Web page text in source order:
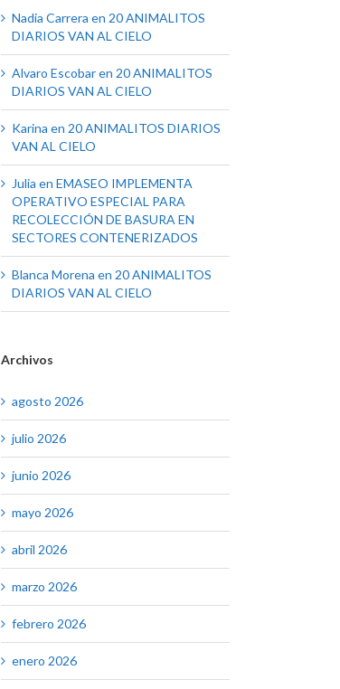
Nadia Carrera en 20 ANIMALITOS
DIARIOS VAN AL CIELO
Alvaro Escobaren 20 ANIMALITOS
DIARIOS VAN AL CIELO
Karina en 20 ANIMALITOS DIARIOS
VAN AL CIELO
Julia en EMASEO IMPLEMENTA
OPERATIVO ESPECIAL PARA
RECOLECCIÓN DE BASURA EN
SECTORES CONTENERIZADOS
Blanca Morena en 20 ANIMALITOS
DIARIOS VAN AL CIELO
Archivos
agosto 2026
julio 2026
junio 2026
mayo 2026
abril 2026
marzo 2026
febrero 2026
enero 2026